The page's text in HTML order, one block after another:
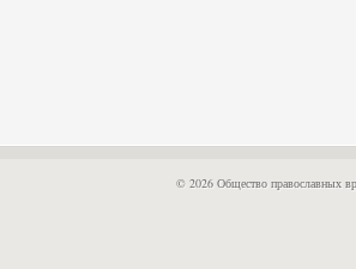
© 2026 Общество православных